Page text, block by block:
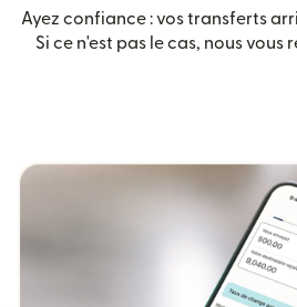
Ayez confiance : vos transferts
Si ce n'est pas le cas, nous vous